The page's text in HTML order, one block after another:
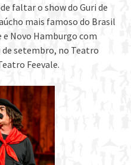
faltar o show do Guri de
mais famoso do Brasil
Novo Hamburgo com
de setembro, no Teatro
Feevale.